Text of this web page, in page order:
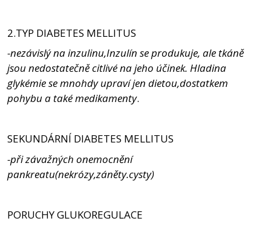
2.TYP DIABETES MELLITUS
-nezávislý na inzulinu,Inzulín se produkuje, ale tkáně
jsou nedostatečně citlivé na jeho účinek. Hladina
glykémie se mnohdy upraví jen dietou,dostatkem
pohybu a také medikamenty.
SEKUNDÁRNÍ DIABETES MELLITUS
-při závažných onemocnění
pankreatu(nekrózy,záněty.cysty)
PORUCHY GLUKOREGULACE